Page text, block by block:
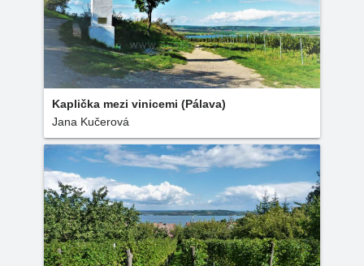
Kaplička mezi vinicemi (Pálava)
Jana Kučerová